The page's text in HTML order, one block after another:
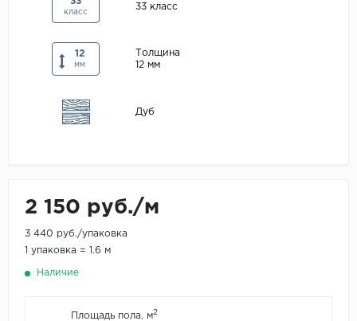
класс
33 класс
12
мм
Толщина
12 мм
Дуб
2 150 руб./м
3 440 руб./упаковка
1 упаковка = 1.6 м
Наличие
Площадь пола, м2